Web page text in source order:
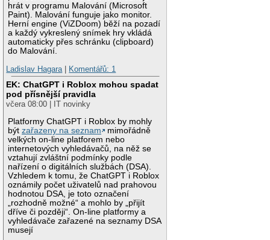
hrát v programu Malování (Microsoft
Paint). Malování funguje jako monitor.
Herní engine (ViZDoom) běží na pozadí
a každý vykreslený snímek hry vkládá
automaticky přes schránku (clipboard)
do Malování.
Ladislav Hagara
Komentářů: 1
EK: ChatGPT i Roblox mohou spadat
pod přísnější pravidla
včera 08:00 | IT novinky
Platformy ChatGPT i Roblox by mohly
býtzařazeny na seznam
mimořádně
velkých on-line platforem nebo
internetových vyhledávačů, na něž se
vztahují zvláštní podmínky podle
nařízení o digitálních službách (DSA).
Vzhledem k tomu, že ChatGPT i Roblox
oznámily počet uživatelů nad prahovou
hodnotou DSA, je toto označení
„rozhodně možné“ a mohlo by „přijít
dříve či později“. On-line platformy a
vyhledávače zařazené na seznamy DSA
musejí